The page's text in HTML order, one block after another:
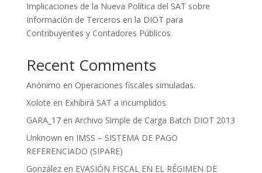
Implicaciones de la Nueva Política del SAT sobre
Información de Terceros en la DIOT para
Contribuyentes y Contadores Públicos
Recent Comments
Anónimo en Operaciones fiscales simuladas.
Xolote en Exhibirá SAT a incumplidos
GARA_17en Archivo Simple de Carga Batch DIOT 2013
Unknown en IMSS – SISTEMA DE PAGO
REFERENCIADO (SIPARE)
Gonzálezen EVASIÓN FISCAL EN EL RÉGIMEN DE